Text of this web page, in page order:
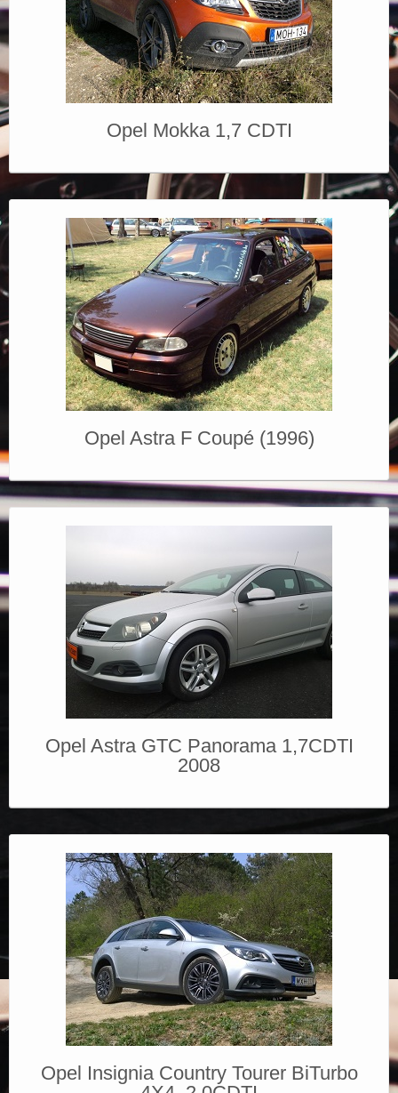
Opel Mokka 1,7 CDTI
Opel Astra F Coupé (1996)
Opel Astra GTC Panorama 1,7CDTI
2008
Opel Insignia Country Tourer BiTurbo